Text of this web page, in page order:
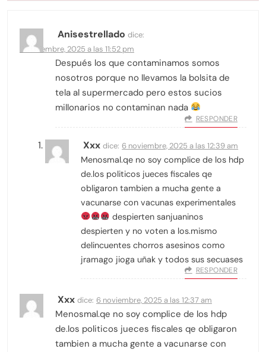
Anisestrellado dice:
5 noviembre, 2025 a las 11:52 pm
Después los que contaminamos somos
nosotros porque no llevamos la bolsita de
tela al supermercado pero estos sucios
millonarios no contaminan nada
RESPONDER
Xxx dice: 6 noviembre, 2025 a las 12:39 am
Menosmal.qe no soy complice de los hdp
de.los politicos jueces fiscales qe
obligaron tambien a mucha gente a
vacunarse con vacunas experimentales
despierten sanjuaninos
despierten y no voten a los.mismo
delincuentes chorros asesinos como
jramago jioga uñak y todos sus secuases
RESPONDER
Xxx dice: 6 noviembre, 2025 a las 12:37 am
Menosmal.qe no soy complice de los hdp
de.los politicos jueces fiscales qe obligaron
tambien a mucha gente a vacunarse con